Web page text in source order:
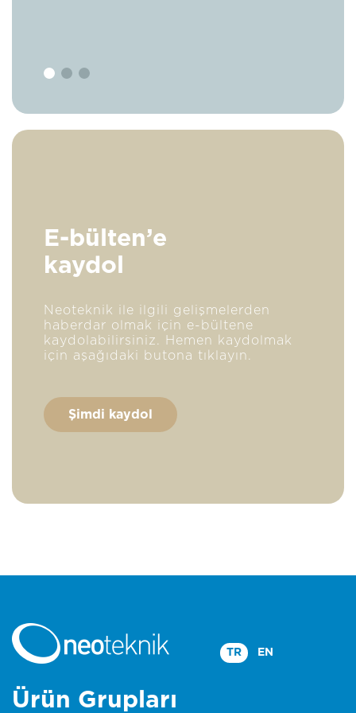
E-bülten’e
kaydol
Neoteknik ile ilgili gelişmelerden
haberdar olmak için e-bültene
kaydolabilirsiniz. Hemen kaydolmak
için aşağıdaki butona tıklayın.
Şimdi kaydol
TR EN
Ürün Grupları